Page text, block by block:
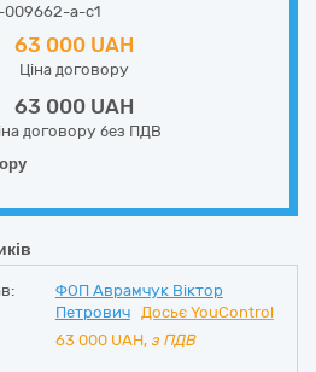
a-c1
63 000 UAH
Ціна договору
63 000 UAH
договору без ПДВ
ФОП Аврамчук Віктор
Петрович
Досьє YouControl
63 000 UAH, з ПДВ